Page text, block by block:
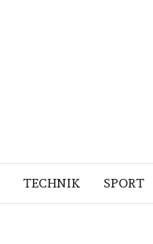
TECHNIK SPORT